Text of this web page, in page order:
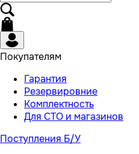
Покупателям
Гарантия
Резервировние
Комплектность
Для СТО и магазинов
Поступления Б/У